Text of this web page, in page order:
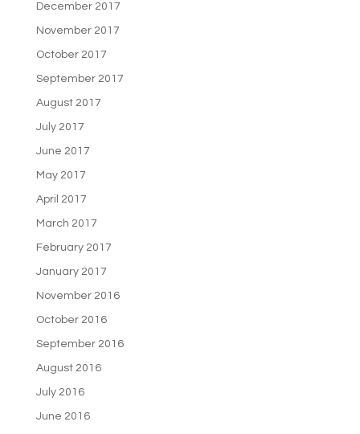
December 2017
November 2017
October 2017
September 2017
August 2017
July 2017
June 2017
May 2017
April 2017
March 2017
February 2017
January 2017
November 2016
October 2016
September 2016
August 2016
July 2016
June 2016